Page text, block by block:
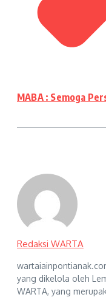
MABA : Semoga
Redaksi WARTA
yang dikelola oleh
WARTA, yang